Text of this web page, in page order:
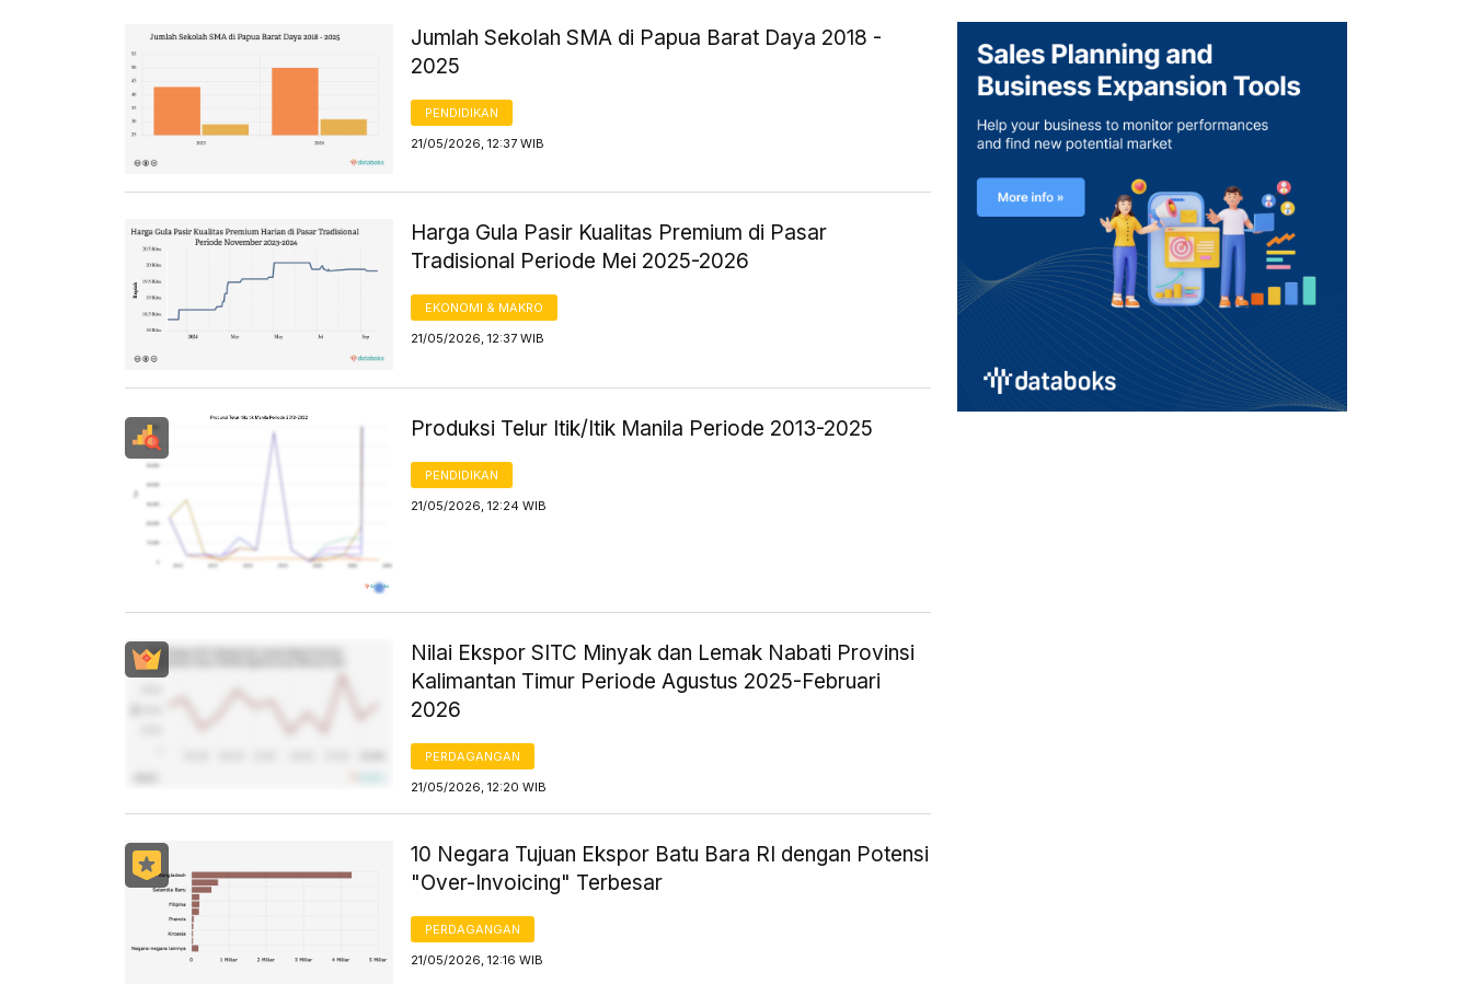
Jumlah Sekolah SMA di Papua Barat Daya 2018 -
2025
PENDIDIKAN
21/05/2026, 12:37 WIB
Harga Gula Pasir Kualitas Premium di Pasar
Tradisional Periode Mei 2025-2026
EKONOMI & MAKRO
21/05/2026, 12:37 WIB
Produksi Telur Itik/Itik Manila Periode 2013-2025
PENDIDIKAN
21/05/2026, 12:24 WIB
Nilai Ekspor SITC Minyak dan Lemak Nabati Provinsi
Kalimantan Timur Periode Agustus 2025-Februari
2026
PERDAGANGAN
21/05/2026, 12:20 WIB
10 Negara Tujuan Ekspor Batu Bara RI dengan Potensi
"Over-Invoicing" Terbesar
PERDAGANGAN
21/05/2026, 12:16 WIB